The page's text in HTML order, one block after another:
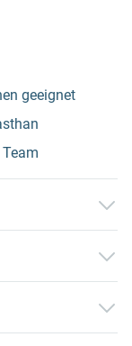
geeignet